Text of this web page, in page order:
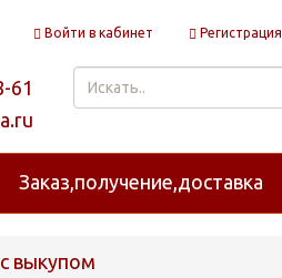
Войти в кабинет Регистрация
61
Заказ,получение,доставка
выкупом